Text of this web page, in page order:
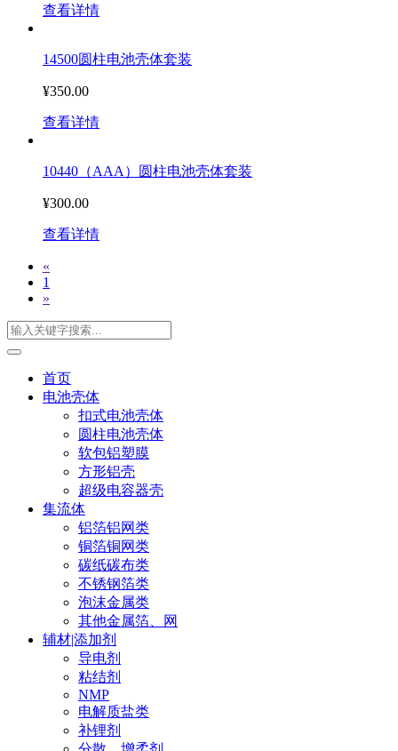
查看详情
14500圆柱电池壳体套装
¥350.00
查看详情
10440（AAA）圆柱电池壳体套装
¥300.00
查看详情
«
1
»
首页
电池壳体
扣式电池壳体
圆柱电池壳体
软包铝塑膜
方形铝壳
超级电容器壳
集流体
铝箔铝网类
铜箔铜网类
碳纸碳布类
不锈钢箔类
泡沫金属类
其他金属箔、网
辅材|添加剂
导电剂
粘结剂
NMP
电解质盐类
补锂剂